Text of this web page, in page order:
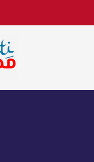
اخبار فنية